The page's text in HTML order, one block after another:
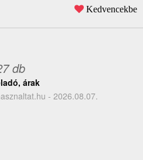
Kedvencekbe
db
árak
- 2026.08.07.